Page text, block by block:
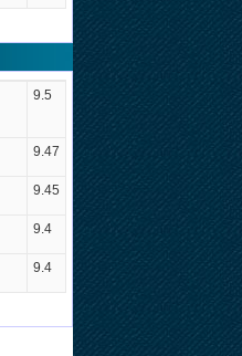
9.5
9.47
9.45
9.4
9.4